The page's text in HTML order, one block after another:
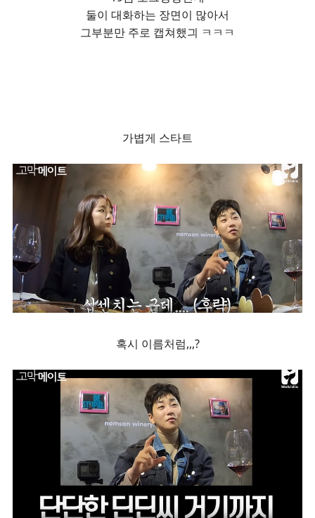
둘이 대화하는 장면이 많아서
그부분만 주로 캡쳐했긔 ㅋㅋㅋ
가볍게 스타트
혹시 이름처럼,,,?